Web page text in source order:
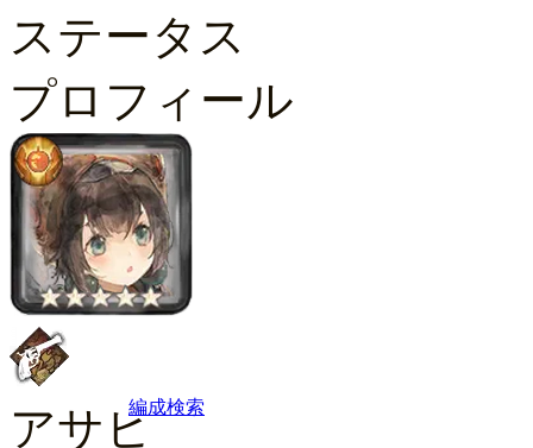
ステータス
プロフィール
アサヒ編成検索